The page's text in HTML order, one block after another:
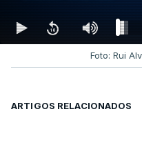
Foto: Rui
ARTIGOS RELACIONADOS